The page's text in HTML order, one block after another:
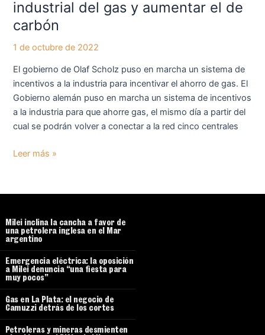
industrial del gas y aumentar el de
carbón
1 de octubre de 2022
El gobierno de Olaf Scholz puso en marcha un sistema de
incentivos a la industria para incentivar el ahorro de gas. El
Gobierno alemán puso en marcha un sistema de incentivos
a la industria para que ahorre gas, el mismo día a partir del
cual se podrán volver a conectar a la red cinco centrales
carbón
Leer más »
Milei inclina la cancha a favor de
una petrolera inglesa en el Mar
argentino
Emergencia eléctrica: la oposición
a Milei denuncia “una fiesta para
muy pocos”
Gas en La Plata: el negocio de
Camuzzi detrás de los cortes
Petroleras y mineras desmienten